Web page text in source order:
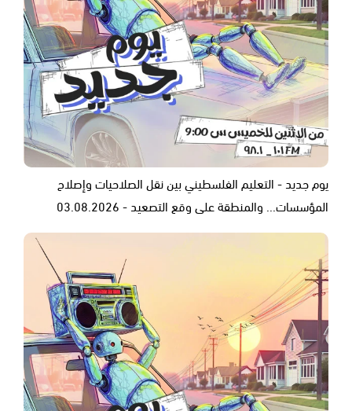
يوم جديد - التعليم الفلسطيني بين نقل الصلاحيات وإصلاح
المؤسسات... والمنطقة على وقع التصعيد - 03.08.2026